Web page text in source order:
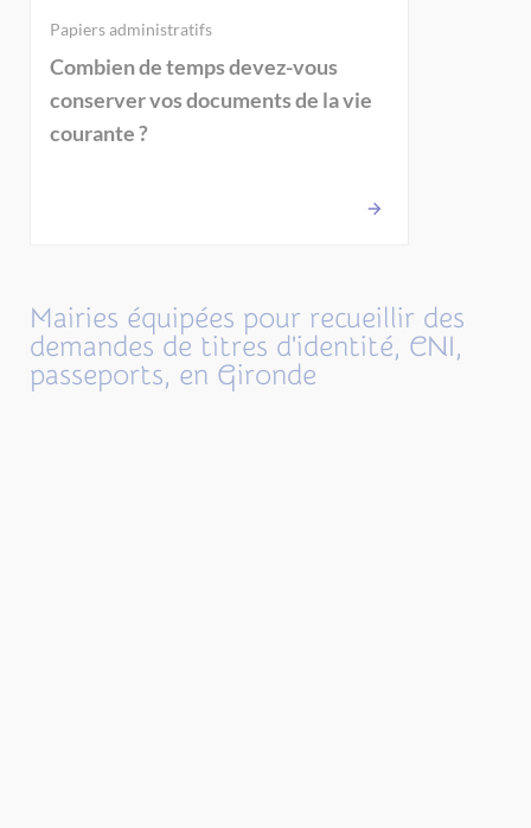
Papiers administratifs
Combien de temps devez-vous
conserver vos documents de la vie
courante ?
Mairies équipées pour recueillir des
demandes de titres d'identité, CNI,
passeports, en Gironde